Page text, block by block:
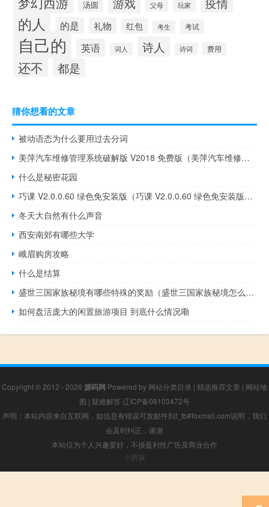
汤圆 父母 玩家
的人 的是 礼物 红包 考生 考试
自己的 英语 词人 诗人 诗词 费用
还不 都是
猜你想看的文章
被动语态为什么要用过去分词
美萍汽车维修管理系统破解版 V2018 免费版（美萍汽车维修管理系统破解版 V2018 免费版功能简介）
什么是秘密花园
巧课 V2.0.0.60 绿色免安装版（巧课 V2.0.0.60 绿色免安装版功能简介）
冬天大自然有什么声音
西安南郊有哪些大学
峨眉购房攻略
什么是结算
盛世三国家族秘境有哪些特殊的奖励（盛世三国家族秘境怎么进）
如何盘活庞大的闲置旅游项目 到底什么情况嘞
Copyright © 2012 - 2026 源码网 Powered by 网站分类目录 | 精选推荐文章 | 网站地
图 | 疑难解答 辽ICP备08103472号
声明：本站内容来自互联网，如信息有错误可发邮件到f_fb#foxmail.com说明，我们
会及时纠正，谢谢
本站仅为个人兴趣爱好，不接盈利性广告及商业合作
小男孩